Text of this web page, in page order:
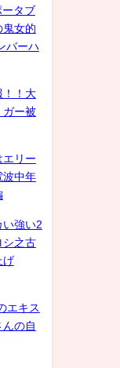
ータブ
鬼女的
バーハ
！！大
ガー被
リー
波中年
い強い2
シ之古
げ
エキス
んの自